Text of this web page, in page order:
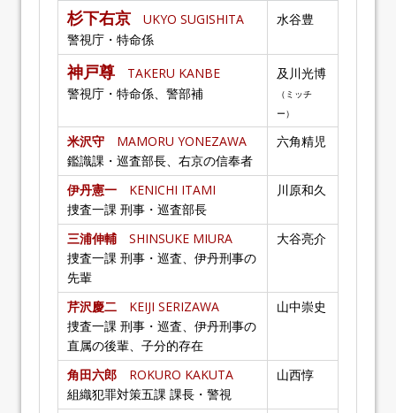
杉下右京 UKYO SUGISHITA
警視庁・特命係
水谷豊
神戸尊 TAKERU KANBE
警視庁・特命係、警部補
及川光博
（ミッチ
ー）
米沢守 MAMORU YONEZAWA
鑑識課・巡査部長、右京の信奉者
六角精児
伊丹憲一 KENICHI ITAMI
捜査一課 刑事・巡査部長
川原和久
三浦伸輔 SHINSUKE MIURA
捜査一課 刑事・巡査、伊丹刑事の
先輩
大谷亮介
芹沢慶二 KEIJI SERIZAWA
捜査一課 刑事・巡査、伊丹刑事の
直属の後輩、子分的存在
山中崇史
角田六郎 ROKURO KAKUTA
組織犯罪対策五課 課長・警視
山西惇